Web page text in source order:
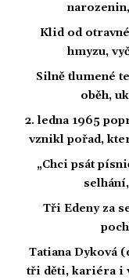
Klid od
hmyzu,
Silně tlumené
oběh,
2. ledna 1965
vznikl pořad,
„Chci psát
Tři Edeny za
Tatiana Dyková
tři děti, kariéra i